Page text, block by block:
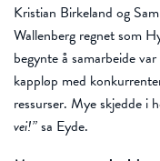
Kristian Birkeland og
Wallenberg regnet som
begynte å samarbeide
kappløp med
ressurser. Mye skjedde i
vei!”sa Eyde.